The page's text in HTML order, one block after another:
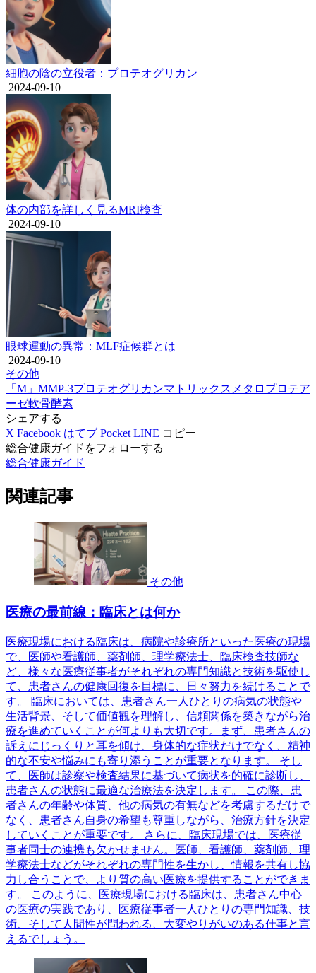
細胞の陰の立役者：プロテオグリカン
2024-09-10
体の内部を詳しく見るMRI検査
2024-09-10
眼球運動の異常：MLF症候群とは
2024-09-10
その他
「M」 MMP-3プロテオグリカンマトリックスメタロプロテア
ーゼ軟骨酵素
シェアする
X Facebook はてブ Pocket LINE コピー
総合健康ガイドをフォローする
総合健康ガイド
関連記事
その他
医療の最前線：臨床とは何か
医療現場における臨床は、病院や診療所といった医療の現場
で、医師や看護師、薬剤師、理学療法士、臨床検査技師な
ど、様々な医療従事者がそれぞれの専門知識と技術を駆使し
て、患者さんの健康回復を目標に、日々努力を続けることで
す。 臨床においては、患者さん一人ひとりの病気の状態や
生活背景、そして価値観を理解し、信頼関係を築きながら治
療を進めていくことが何よりも大切です。まず、患者さんの
訴えにじっくりと耳を傾け、身体的な症状だけでなく、精神
的な不安や悩みにも寄り添うことが重要となります。 そし
て、医師は診察や検査結果に基づいて病状を的確に診断し、
患者さんの状態に最適な治療法を決定します。 この際、患
者さんの年齢や体質、他の病気の有無などを考慮するだけで
なく、患者さん自身の希望も尊重しながら、治療方針を決定
していくことが重要です。 さらに、臨床現場では、医療従
事者同士の連携も欠かせません。医師、看護師、薬剤師、理
学療法士などがそれぞれの専門性を生かし、情報を共有し協
力し合うことで、より質の高い医療を提供することができま
す。 このように、医療現場における臨床は、患者さん中心
の医療の実践であり、医療従事者一人ひとりの専門知識、技
術、そして人間性が問われる、大変やりがいのある仕事と言
えるでしょう。